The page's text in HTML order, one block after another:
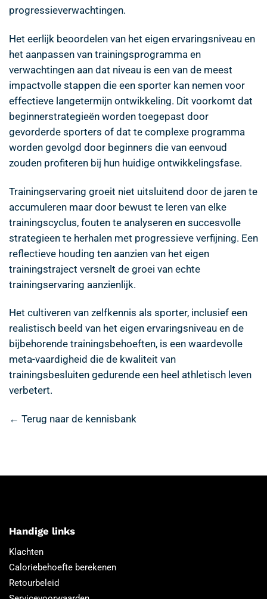
progressieverwachtingen.
Het eerlijk beoordelen van het eigen ervaringsniveau en
het aanpassen van trainingsprogramma en
verwachtingen aan dat niveau is een van de meest
impactvolle stappen die een sporter kan nemen voor
effectieve langetermijn ontwikkeling. Dit voorkomt dat
beginnerstrategieën worden toegepast door
gevorderde sporters of dat te complexe programma
worden gevolgd door beginners die van eenvoud
zouden profiteren bij hun huidige ontwikkelingsfase.
Trainingservaring groeit niet uitsluitend door de jaren te
accumuleren maar door bewust te leren van elke
trainingscyclus, fouten te analyseren en succesvolle
strategieen te herhalen met progressieve verfijning. Een
reflectieve houding ten aanzien van het eigen
trainingstraject versnelt de groei van echte
trainingservaring aanzienlijk.
Het cultiveren van zelfkennis als sporter, inclusief een
realistisch beeld van het eigen ervaringsniveau en de
bijbehorende trainingsbehoeften, is een waardevolle
meta-vaardigheid die de kwaliteit van
trainingsbesluiten gedurende een heel athletisch leven
verbetert.
← Terug naar de kennisbank
Handige links
Klachten
Caloriebehoefte berekenen
Retourbeleid